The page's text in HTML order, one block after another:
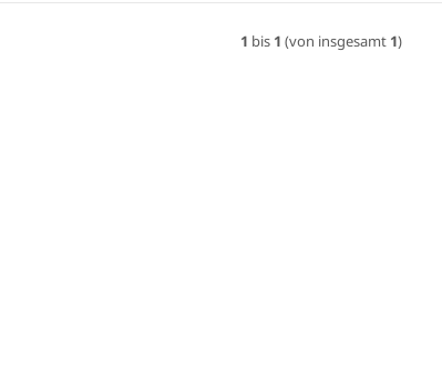
1 bis 1 (von insgesamt 1)